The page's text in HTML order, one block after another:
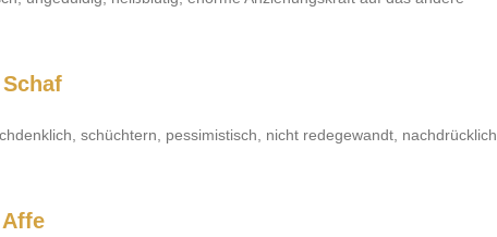
schüchtern, pessimistisch, nicht redegewandt, nachdrücklich,